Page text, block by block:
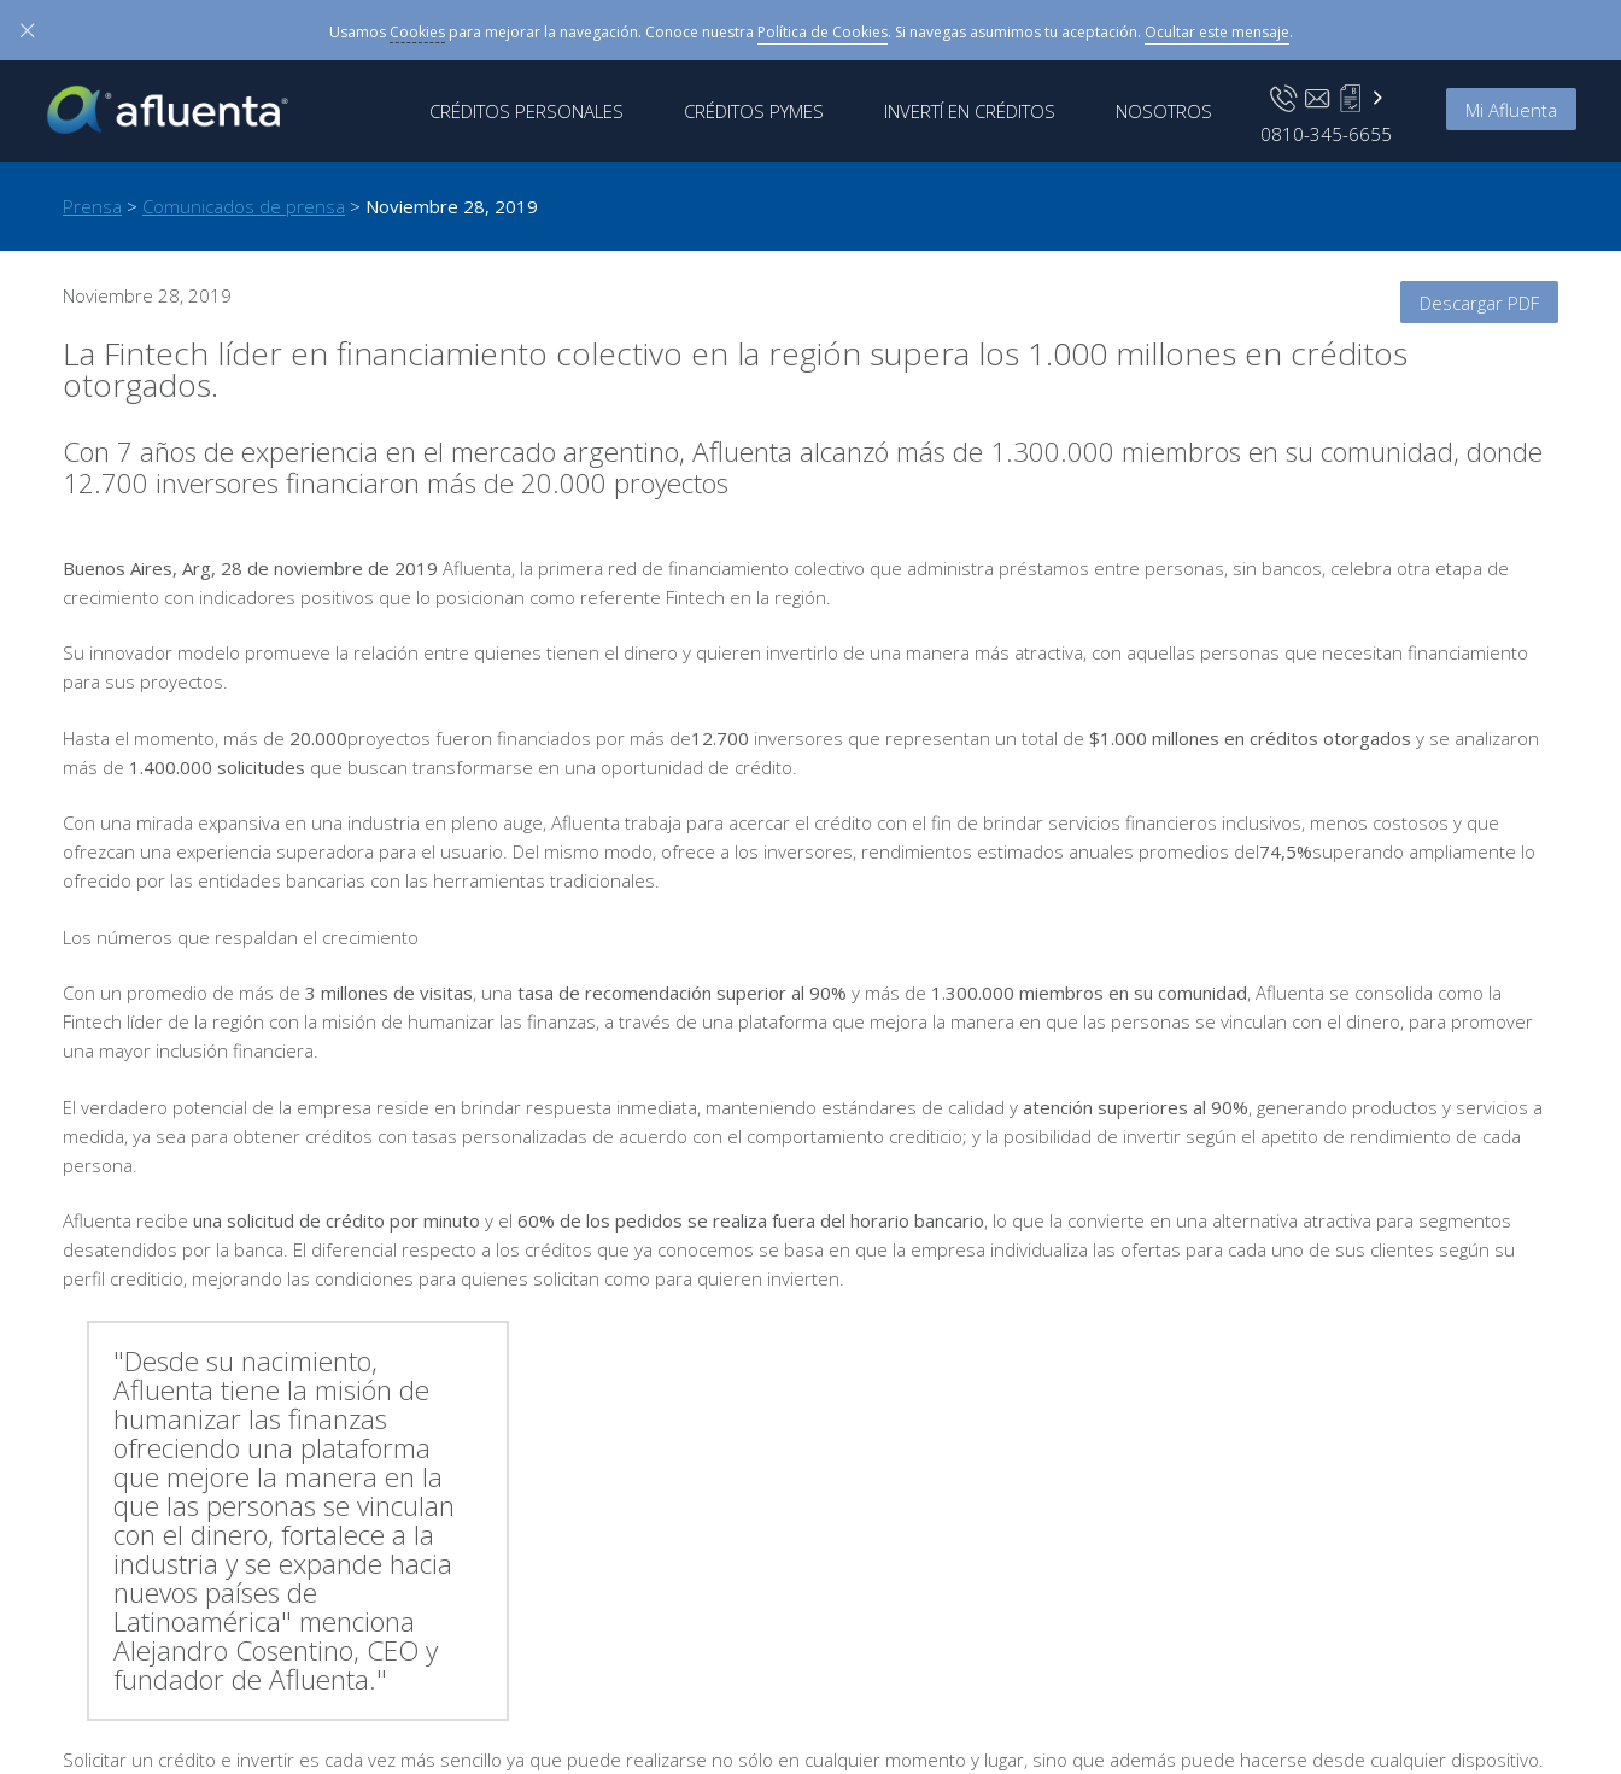
× Usamos Cookiespara mejorar la navegación. Conoce nuestra Política de Cookies. Si navegas asumimos tu aceptación. Ocultar este mensaje.
CRÉDITOS PERSONALES CRÉDITOS PYMES INVERTÍ EN CRÉDITOS
NOSOTROS
0810-345-6655
Mi Afluenta
Prensa > Comunicados de prensa > Noviembre 28, 2019
Noviembre 28, 2019 Descargar PDF
La Fintech líder en financiamiento colectivo en la región supera los 1.000 millones en créditos
otorgados.
Con 7 años de experiencia en el mercado argentino, Afluenta alcanzó más de 1.300.000 miembros en su comunidad, donde
12.700 inversores financiaron más de 20.000 proyectos
Buenos Aires, Arg, 28 de noviembre de 2019 Afluenta, la primera red de financiamiento colectivo que administra préstamos entre personas, sin bancos, celebra otra etapa de
crecimiento con indicadores positivos que lo posicionan como referente Fintech en la región.
Su innovador modelo promueve la relación entre quienes tienen el dinero y quieren invertirlo de una manera más atractiva, con aquellas personas que necesitan financiamiento
para sus proyectos.
Hasta el momento, más de 20.000proyectos fueron financiados por más de12.700 inversores que representan un total de $1.000 millones en créditos otorgados y se analizaron
más de 1.400.000 solicitudes que buscan transformarse en una oportunidad de crédito.
Con una mirada expansiva en una industria en pleno auge, Afluenta trabaja para acercar el crédito con el fin de brindar servicios financieros inclusivos, menos costosos y que
ofrezcan una experiencia superadora para el usuario. Del mismo modo, ofrece a los inversores, rendimientos estimados anuales promedios del74,5%superando ampliamente lo
ofrecido por las entidades bancarias con las herramientas tradicionales.
Los números que respaldan el crecimiento
Con un promedio de más de 3 millones de visitas, una tasa de recomendación superior al 90% y más de 1.300.000 miembros en su comunidad, Afluenta se consolida como la
Fintech líder de la región con la misión de humanizar las finanzas, a través de una plataforma que mejora la manera en que las personas se vinculan con el dinero, para promover
una mayor inclusión financiera.
El verdadero potencial de la empresa reside en brindar respuesta inmediata, manteniendo estándares de calidad y atención superiores al 90%, generando productos y servicios a
medida, ya sea para obtener créditos con tasas personalizadas de acuerdo con el comportamiento crediticio; y la posibilidad de invertir según el apetito de rendimiento de cada
persona.
Afluenta recibe una solicitud de crédito por minuto y el 60% de los pedidos se realiza fuera del horario bancario, lo que la convierte en una alternativa atractiva para segmentos
desatendidos por la banca. El diferencial respecto a los créditos que ya conocemos se basa en que la empresa individualiza las ofertas para cada uno de sus clientes según su
perfil crediticio, mejorando las condiciones para quienes solicitan como para quieren invierten.
"Desde su nacimiento,
Afluenta tiene la misión de
humanizar las finanzas
ofreciendo una plataforma
que mejore la manera en la
que las personas se vinculan
con el dinero, fortalece a la
industria y se expande hacia
nuevos países de
Latinoamérica" menciona
Alejandro Cosentino, CEO y
fundador de Afluenta."
Solicitar un crédito e invertir es cada vez más sencillo ya que puede realizarse no sólo en cualquier momento y lugar, sino que además puede hacerse desde cualquier dispositivo.